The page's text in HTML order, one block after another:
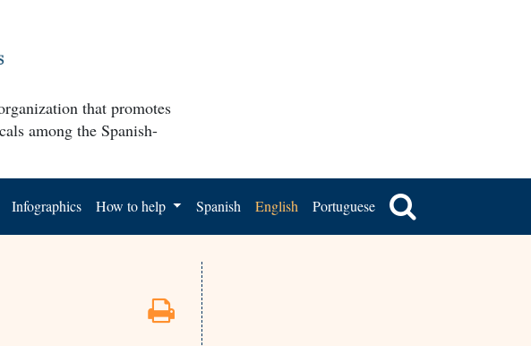
that promotes
among the Spanish-
Infographics How to help Spanish English Portuguese